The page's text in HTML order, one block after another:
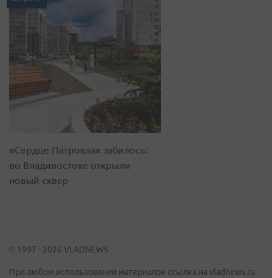
«Сердце Патрокла» забилось:
во Владивостоке открыли
новый сквер
© 1997 - 2026 VLADNEWS
При любом использовании материалов ссылка на vladnews.ru